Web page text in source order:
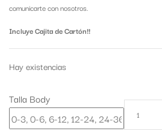
comunicarte con nosotros.
Incluye Cajita de Cartón!!
Hay existencias
Talla Body